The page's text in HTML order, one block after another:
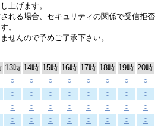
上げます。
れる場合、セキュリティの関係で受信拒否
。
せんので予めご了承下さい。
13時 14時 15時 16時 17時 18時 19時 20時
○ ○ ○ ○ ○ ○ ○
○
○ ○ ○ ○ ○ ○ ○
○
○ ○ ○ ○ ○ ○ ○
○
○ ○ ○ ○ ○ ○ ○
○